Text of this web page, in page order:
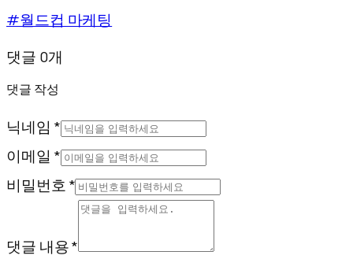
#월드컵 마케팅
댓글 0개
댓글 작성
닉네임 *
이메일 *
비밀번호 *
댓글 내용 *